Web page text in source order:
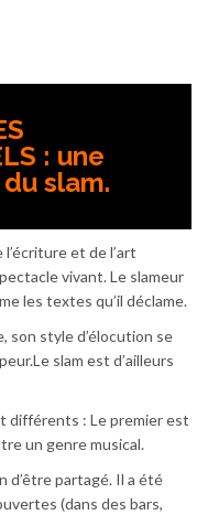
: une
slam.
et de l’art
vivant. Le slameur
les textes qu’il déclame.
son style d’élocution se
slam est d’ailleurs
différents : Le premier est
un genre musical.
d’être partagé. Il a été
(dans des bars,